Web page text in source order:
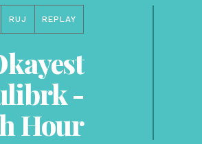
RUJ REPLAY
-
Hour